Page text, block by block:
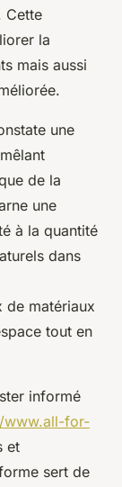
Cette
la
mais aussi
une
de la
une
à la quantité
dans
de matériaux
tout en
informé
www.all-for-
et
sert de